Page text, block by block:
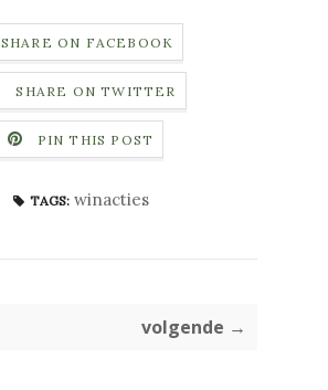
SHARE ON FACEBOOK
SHARE ON TWITTER
PIN THIS POST
TAGS: winacties
volgende →